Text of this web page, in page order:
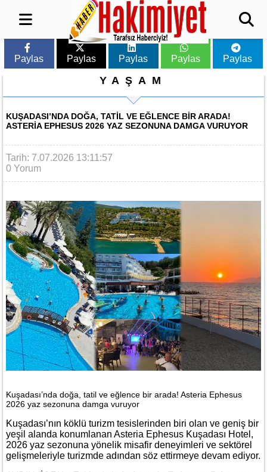
Paylas Paylas Paylas Paylas Paylas
YAŞAM
KUŞADASI’NDA DOĞA, TATIL VE EĞLENCE BIR ARADA!
ASTERIA EPHESUS 2026 YAZ SEZONUNA DAMGA VURUYOR
Tarih: 7.07.2026 13:11:57
0 Yorum
Kuşadası’nda doğa, tatil ve eğlence bir arada! Asteria Ephesus
2026 yaz sezonuna damga vuruyor
Kuşadası’nın köklü turizm tesislerinden biri olan ve geniş bir
yeşil alanda konumlanan Asteria Ephesus Kuşadası Hotel,
2026 yaz sezonuna yönelik misafir deneyimleri ve sektörel
gelişmeleriyle turizmde adından söz ettirmeye devam ediyor.